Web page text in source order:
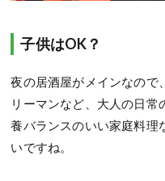
子供はOK？
夜の居酒屋がメインなので
リーマンなど、大人の日
養バランスのいい家庭料理
いですね。